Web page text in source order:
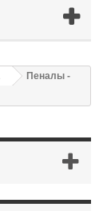
Пеналы -